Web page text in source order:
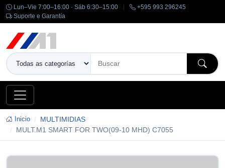
Lun–Vie 7:00–16:00 · Sáb 6:30–15:00
+595 993 296245
Suporte e Garantía
Inicio
MULTIMIDIAS
MULT.M1 SMART FOR TWO(09-10 MHD) C7055